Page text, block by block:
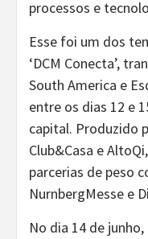
processos e
Esse foi um dos
‘DCM Conecta’,
South America e
entre os dias 12 e
capital. Produzido
Club&Casa e
parcerias de peso
NurnbergMesse e
No dia 14 de